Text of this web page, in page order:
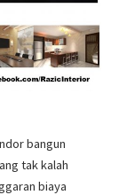
bangun
tak kalah
biaya